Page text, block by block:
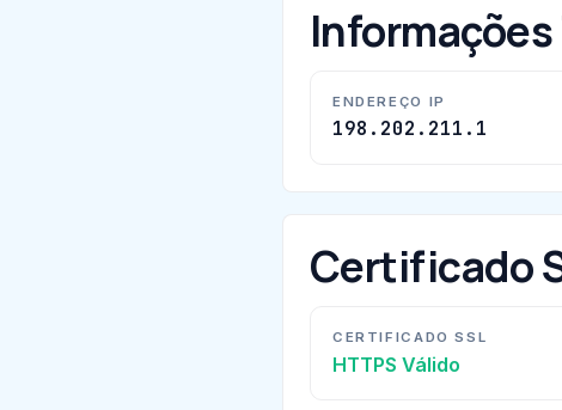
ENDEREÇO IP
198.202.211.1
Certificado
CERTIFICADO SSL
HTTPS Válido